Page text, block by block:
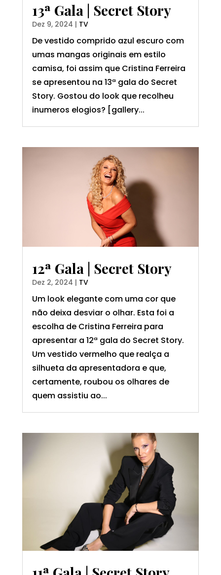
13ª Gala | Secret Story
Dez 9, 2024 | TV
De vestido comprido azul escuro com
umas mangas originais em estilo
camisa, foi assim que Cristina Ferreira
se apresentou na 13ª gala do Secret
Story. Gostou do look que recolheu
inumeros elogios? [gallery...
12ª Gala | Secret Story
Dez 2, 2024 | TV
Um look elegante com uma cor que
não deixa desviar o olhar. Esta foi a
escolha de Cristina Ferreira para
apresentar a 12ª gala do Secret Story.
Um vestido vermelho que realça a
silhueta da apresentadora e que,
certamente, roubou os olhares de
quem assistiu ao...